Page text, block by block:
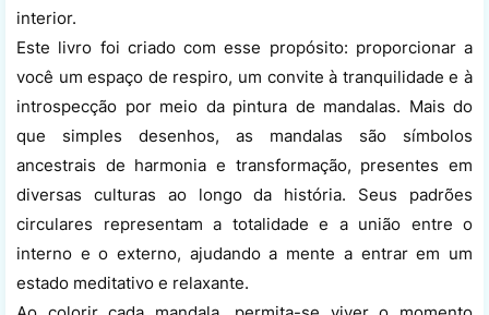
interior.
Este livro foi criado com esse propósito: proporcionar a
você um espaço de respiro, um convite à tranquilidade e à
introspecção por meio da pintura de mandalas. Mais do
que simples desenhos, as mandalas são símbolos
ancestrais de harmonia e transformação, presentes em
diversas culturas ao longo da história. Seus padrões
circulares representam a totalidade e a união entre o
interno e o externo, ajudando a mente a entrar em um
estado meditativo e relaxante.